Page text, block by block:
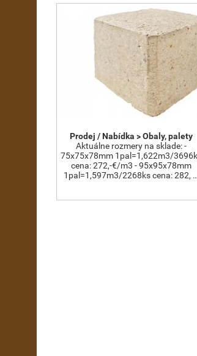
Prodej / Nabídka > Obaly, palety
Aktuálne rozmery na sklade: -
75x75x78mm 1pal=1,622m3/
cena: 272,-€/m3 - 95x95x78mm
1pal=1,597m3/2268ks cena: 282, …